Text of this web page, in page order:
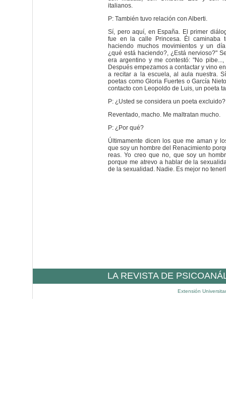
italianos.
P: También tuvo relación con Alberti.
Sí, pero aquí, en España. El primer
fue en la calle Princesa. Él caminaba
haciendo muchos movimientos y un
¿qué está haciendo?, ¿Está nervioso?"
era argentino y me contestó: "No pibe...,
Después empezamos a contactar y vino
a recitar a la escuela, al aula nuestra.
poetas como Gloria Fuertes o García
contacto con Leopoldo de Luis, un poeta
P: ¿Usted se considera un poeta excluido?
Reventado, macho. Me maltratan mucho.
P: ¿Por qué?
Últimamente dicen los que me aman y
que soy un hombre del Renacimiento
reas. Yo creo que no, que soy un
porque me atrevo a hablar de la
de la sexualidad. Nadie. Es mejor no
LA REVISTA DE
Extensión